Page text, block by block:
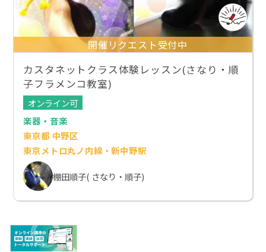
開催リクエスト受付中
カスタネットクラス体験レッスン(さなり・順
子フラメンコ教室)
オンライン可
楽器・音楽
東京都 中野区
東京メトロ丸ノ内線・新中野駅
棚田順子( さなり・順子)